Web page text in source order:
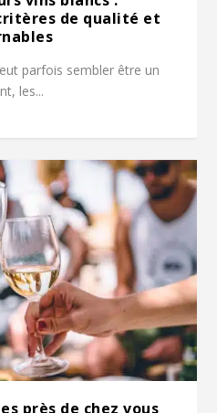
de qualité et
parfois sembler être un
les...
près de chez vous